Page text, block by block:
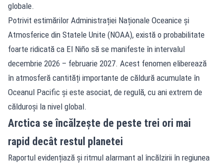
globale.
Potrivit estimărilor Administrației Naționale Oceanice și
Atmosferice din Statele Unite (NOAA), există o probabilitate
foarte ridicată ca El Niño să se manifeste în intervalul
decembrie 2026 – februarie 2027. Acest fenomen eliberează
în atmosferă cantități importante de căldură acumulate în
Oceanul Pacific și este asociat, de regulă, cu ani extrem de
călduroși la nivel global.
Arctica se încălzește de peste trei ori mai
rapid decât restul planetei
Raportul evidențiază și ritmul alarmant al încălzirii în regiunea